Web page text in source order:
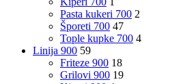
Pasta kukeri 700 2
Šporeti 700 47
Tople kupke 700 4
Linija 900 59
Friteze 900 18
Grilovi 900 19